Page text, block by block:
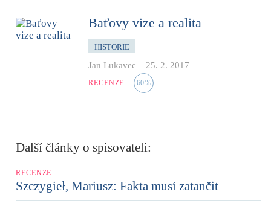
Baťovy vize a realita
HISTORIE
Jan Lukavec – 25. 2. 2017
RECENZE 60%
Další články o spisovateli:
RECENZE
Szczygieł, Mariusz: Fakta musí zatančit